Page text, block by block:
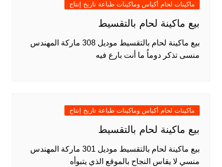
ماكينات لحام أكياس وماكينات طباعة تاريخ إنتاج
بيع ماكينة لحام بالتقسيط
بيع ماكينة لحام بالتقسيط موديل 308 ماركة المهندس
منسى تذكر دوماُ ما أنت بارع فيه
ماكينات لحام أكياس وماكينات طباعة تاريخ إنتاج
بيع ماكينة لحام بالتقسيط
بيع ماكينة لحام بالتقسيط موديل 301 ماركة المهندس
منسي لا يقاس النجاح بالموقع الذي يتبوأه